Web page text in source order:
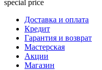
special price
Доставка и оплата
Кредит
Гарантия и возврат
Мастерская
Акции
Магазин